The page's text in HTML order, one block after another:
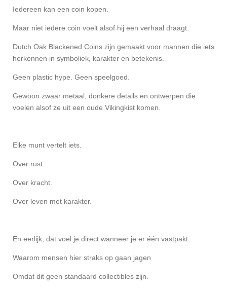
Iedereen kan een coin kopen.
Maar niet iedere coin voelt alsof hij een verhaal draagt.
Dutch Oak Blackened Coins zijn gemaakt voor mannen die iets
herkennen in symboliek, karakter en betekenis.
Geen plastic hype. Geen speelgoed.
Gewoon zwaar metaal, donkere details en ontwerpen die
voelen alsof ze uit een oude Vikingkist komen.
Elke munt vertelt iets.
Over rust.
Over kracht.
Over leven met karakter.
En eerlijk, dat voel je direct wanneer je er één vastpakt.
Waarom mensen hier straks op gaan jagen
Omdat dit geen standaard collectibles zijn.